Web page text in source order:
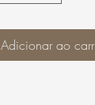
Adicionar ao